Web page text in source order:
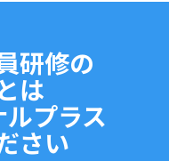
研修の
は
プラス
さい